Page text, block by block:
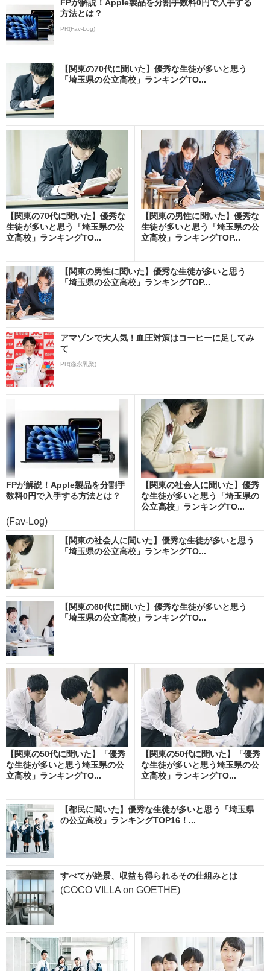
FPが解説！Apple製品を分割手数料0円で入手する
方法とは？
PR(Fav-Log)
【関東の70代に聞いた】優秀な生徒が多いと思う
「埼玉県の公立高校」ランキングTO...
【関東の70代に聞いた】優秀な
生徒が多いと思う「埼玉県の公
立高校」ランキングTO...
【関東の男性に聞いた】優秀な
生徒が多いと思う「埼玉県の公
立高校」ランキングTOP...
【関東の男性に聞いた】優秀な生徒が多いと思う
「埼玉県の公立高校」ランキングTOP...
アマゾンで大人気！血圧対策はコーヒーに足してみ
て
PR(森永乳業)
FPが解説！Apple製品を分割手
数料0円で入手する方法とは？
(Fav-Log)
【関東の社会人に聞いた】優秀
な生徒が多いと思う「埼玉県の
公立高校」ランキングTO...
【関東の社会人に聞いた】優秀な生徒が多いと思う
「埼玉県の公立高校」ランキングTO...
【関東の60代に聞いた】優秀な生徒が多いと思う
「埼玉県の公立高校」ランキングTO...
【関東の50代に聞いた】「優秀
な生徒が多いと思う埼玉県の公
立高校」ランキングTO...
【関東の50代に聞いた】「優秀
な生徒が多いと思う埼玉県の公
立高校」ランキングTO...
【都民に聞いた】優秀な生徒が多いと思う「埼玉県
の公立高校」ランキングTOP16！...
すべてが絶景、収益も得られるその仕組みとは
(COCO VILLA on GOETHE)